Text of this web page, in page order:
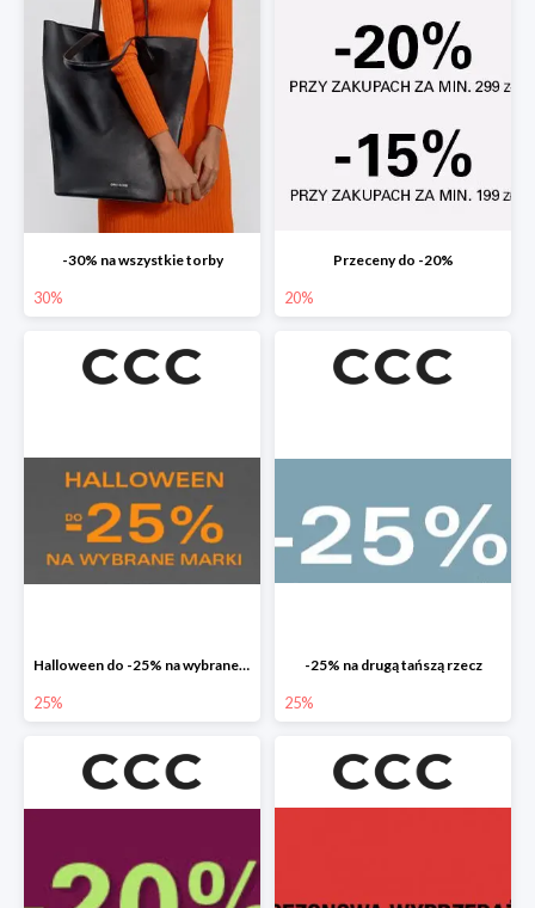
-30% na wszystkie torby
30%
Przeceny do -20%
20%
Halloween do -25% na wybrane marki
25%
-25% na drugą tańszą rzecz
25%